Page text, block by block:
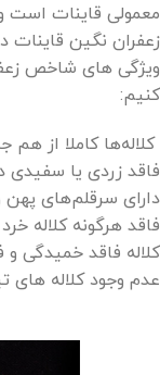
معمولی قاینات است
زعفران نگین قاینات
ویژگی‌ های شاخص
کنیم:
کلاله‌ها کاملا از هم
فاقد زردی یا سفیدی
دارای سرقلم‌های
فاقد هرگونه کلاله
کلاله فاقد خمیدگی
عدم وجود کلاله های